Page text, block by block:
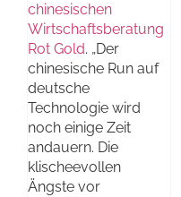
chinesischen
Wirtschaftsberatung
Rot Gold. „Der
chinesische Run auf
deutsche
Technologie wird
noch einige Zeit
andauern. Die
klischeevollen
Ängste vor